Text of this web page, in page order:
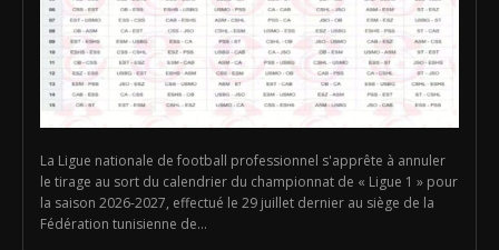
La Ligue nationale de football professionnel s'apprête à annuler
le tirage au sort du calendrier du championnat de « Ligue 1 » pour
la saison 2026-2027, effectué le 29 juillet dernier au siège de la
Fédération tunisienne de...